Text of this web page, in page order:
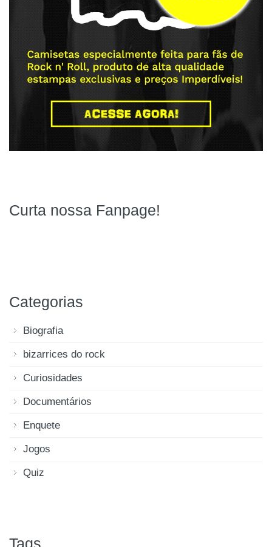
Curta nossa Fanpage!
Categorias
Biografia
bizarrices do rock
Curiosidades
Documentários
Enquete
Jogos
Quiz
Tags